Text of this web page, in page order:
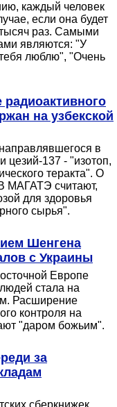
каждый человек
если она будет
тысяч раз. Самыми
являются: "У
люблю", "Очень
радиоактивного
на узбекской
в
цезий-137 - "изотоп,
теракта". О
МАГАТЭ считают,
для здоровья
сырья".
Шенгена
с Украины
Европе
стала на
Расширение
контроля на
"даром божьим".
за
сберкнижек,